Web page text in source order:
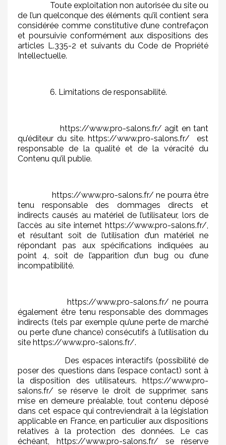
Toute exploitation non autorisée du site ou
de l’un quelconque des éléments qu’il contient sera
considérée comme constitutive d’une contrefaçon
et poursuivie conformément aux dispositions des
articles L.335-2 et suivants du Code de Propriété
Intellectuelle.
6. Limitations de responsabilité.
https://www.pro-salons.fr/ agit en tant
qu’éditeur du site. https://www.pro-salons.fr/ est
responsable de la qualité et de la véracité du
Contenu qu’il publie.
https://www.pro-salons.fr/ ne pourra être
tenu responsable des dommages directs et
indirects causés au matériel de l’utilisateur, lors de
l’accès au site internet https://www.pro-salons.fr/,
et résultant soit de l’utilisation d’un matériel ne
répondant pas aux spécifications indiquées au
point 4, soit de l’apparition d’un bug ou d’une
incompatibilité.
https://www.pro-salons.fr/ ne pourra
également être tenu responsable des dommages
indirects (tels par exemple qu’une perte de marché
ou perte d’une chance) consécutifs à l’utilisation du
site https://www.pro-salons.fr/.
Des espaces interactifs (possibilité de
poser des questions dans l’espace contact) sont à
la disposition des utilisateurs. https://www.pro-
salons.fr/ se réserve le droit de supprimer, sans
mise en demeure préalable, tout contenu déposé
dans cet espace qui contreviendrait à la législation
applicable en France, en particulier aux dispositions
relatives à la protection des données. Le cas
échéant, https://www.pro-salons.fr/ se réserve